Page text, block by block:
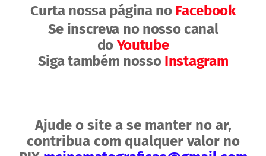
Curta nossa página no Facebook
Se inscreva no nosso canal
do Youtube
Siga também nosso Instagram
Ajude o site a se manter no ar,
contribua com qualquer valor no